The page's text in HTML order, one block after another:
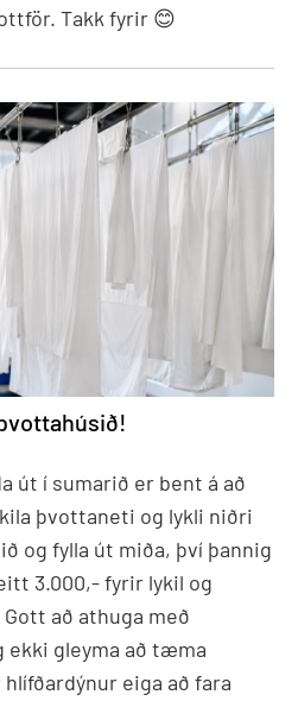
Takk fyrir 😊
út í sumarið er bent á að
þvottaneti og lykli niðri
og fylla út miða, því þannig
3.000,- fyrir lykil og
að athuga með
ekki gleyma að tæma
eiga að fara